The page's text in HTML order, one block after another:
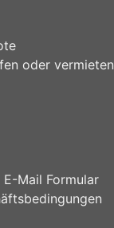
oder vermieten
Mail Formular